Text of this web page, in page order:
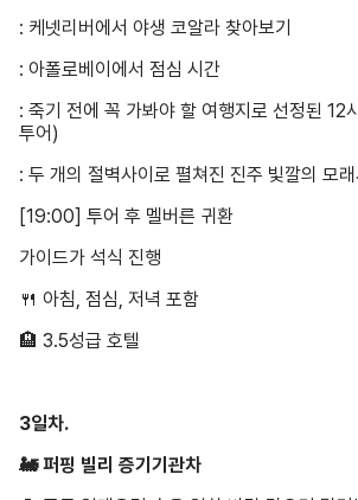
: 케넷리버에서 야생 코알라 찾아보기
: 아폴로베이에서 점심 시간
: 죽기 전에 꼭 가봐야 할 여행지로 선정된 12
투어)
: 두 개의 절벽사이로 펼쳐진 진주 빛깔의 모
[19:00] 투어 후 멜버른 귀환
가이드가 석식 진행
🍴 아침, 점심, 저녁 포함
🏨 3.5성급 호텔
3일차.
🚂 퍼핑 빌리 증기기관차